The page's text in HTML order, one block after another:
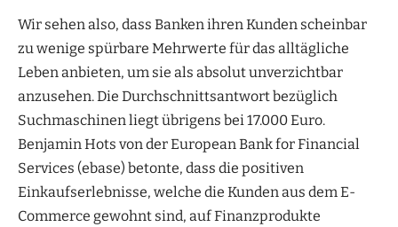
Wir sehen also, dass Banken ihren Kunden scheinbar
zu wenige spürbare Mehrwerte für das alltägliche
Leben anbieten, um sie als absolut unverzichtbar
anzusehen. Die Durchschnittsantwort bezüglich
Suchmaschinen liegt übrigens bei 17.000 Euro.
Benjamin Hots von der European Bank for Financial
Services (ebase) betonte, dass die positiven
Einkaufserlebnisse, welche die Kunden aus dem E-
Commerce gewohnt sind, auf Finanzprodukte